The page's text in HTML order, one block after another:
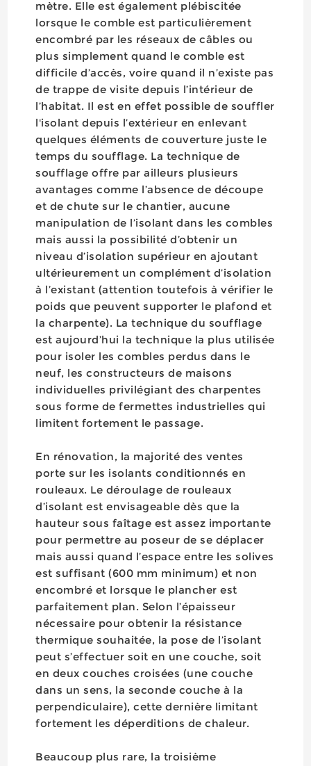
mètre. Elle est également plébiscitée
lorsque le comble est particulièrement
encombré par les réseaux de câbles ou
plus simplement quand le comble est
difficile d’accès, voire quand il n’existe pas
de trappe de visite depuis l’intérieur de
l’habitat. Il est en effet possible de souffler
l'isolant depuis l’extérieur en enlevant
quelques éléments de couverture juste le
temps du soufflage. La technique de
soufflage offre par ailleurs plusieurs
avantages comme l’absence de découpe
et de chute sur le chantier, aucune
manipulation de l’isolant dans les combles
mais aussi la possibilité d’obtenir un
niveau d’isolation supérieur en ajoutant
ultérieurement un complément d’isolation
à l’existant (attention toutefois à vérifier le
poids que peuvent supporter le plafond et
la charpente). La technique du soufflage
est aujourd’hui la technique la plus utilisée
pour isoler les combles perdus dans le
neuf, les constructeurs de maisons
individuelles privilégiant des charpentes
sous forme de fermettes industrielles qui
limitent fortement le passage.
En rénovation, la majorité des ventes
porte sur les isolants conditionnés en
rouleaux. Le déroulage de rouleaux
d’isolant est envisageable dès que la
hauteur sous faîtage est assez importante
pour permettre au poseur de se déplacer
mais aussi quand l’espace entre les solives
est suffisant (600 mm minimum) et non
encombré et lorsque le plancher est
parfaitement plan. Selon l’épaisseur
nécessaire pour obtenir la résistance
thermique souhaitée, la pose de l’isolant
peut s’effectuer soit en une couche, soit
en deux couches croisées (une couche
dans un sens, la seconde couche à la
perpendiculaire), cette dernière limitant
fortement les déperditions de chaleur.
Beaucoup plus rare, la troisième